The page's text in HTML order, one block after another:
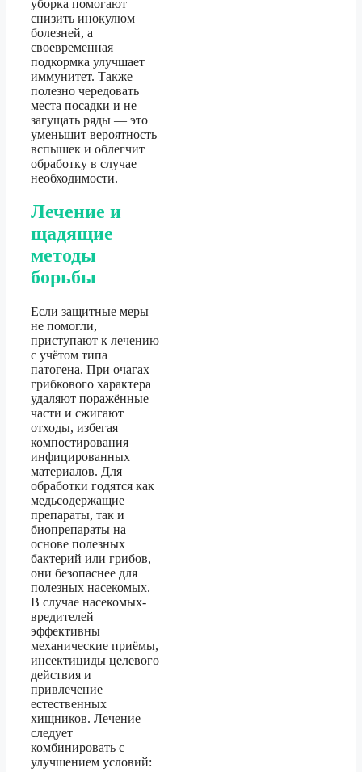
уборка помогают
снизить инокулюм
болезней, а
своевременная
подкормка улучшает
иммунитет. Также
полезно чередовать
места посадки и не
загущать ряды — это
уменьшит вероятность
вспышек и облегчит
обработку в случае
необходимости.
Лечение и
щадящие
методы
борьбы
Если защитные меры
не помогли,
приступают к лечению
с учётом типа
патогена. При очагах
грибкового характера
удаляют поражённые
части и сжигают
отходы, избегая
компостирования
инфицированных
материалов. Для
обработки годятся как
медьсодержащие
препараты, так и
биопрепараты на
основе полезных
бактерий или грибов,
они безопаснее для
полезных насекомых.
В случае насекомых-
вредителей
эффективны
механические приёмы,
инсектициды целевого
действия и
привлечение
естественных
хищников. Лечение
следует
комбинировать с
улучшением условий: